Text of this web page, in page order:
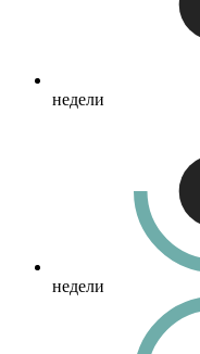
недели
недели